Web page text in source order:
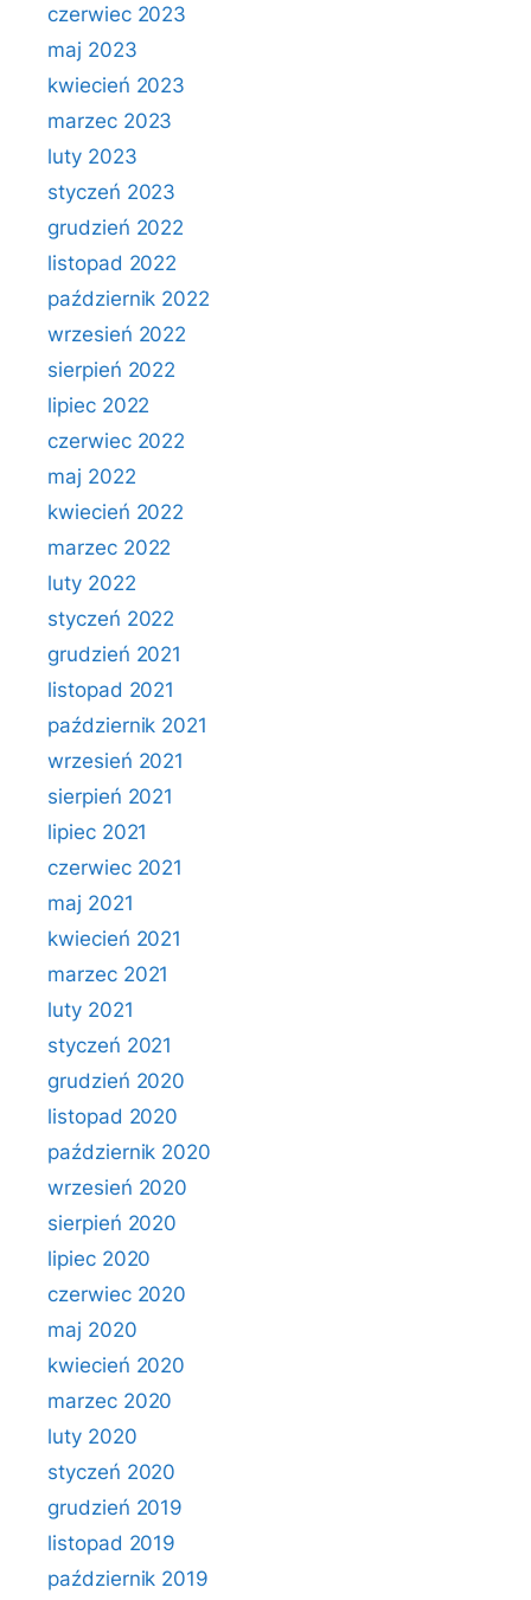
czerwiec 2023
maj 2023
kwiecień 2023
marzec 2023
luty 2023
styczeń 2023
grudzień 2022
listopad 2022
październik 2022
wrzesień 2022
sierpień 2022
lipiec 2022
czerwiec 2022
maj 2022
kwiecień 2022
marzec 2022
luty 2022
styczeń 2022
grudzień 2021
listopad 2021
październik 2021
wrzesień 2021
sierpień 2021
lipiec 2021
czerwiec 2021
maj 2021
kwiecień 2021
marzec 2021
luty 2021
styczeń 2021
grudzień 2020
listopad 2020
październik 2020
wrzesień 2020
sierpień 2020
lipiec 2020
czerwiec 2020
maj 2020
kwiecień 2020
marzec 2020
luty 2020
styczeń 2020
grudzień 2019
listopad 2019
październik 2019